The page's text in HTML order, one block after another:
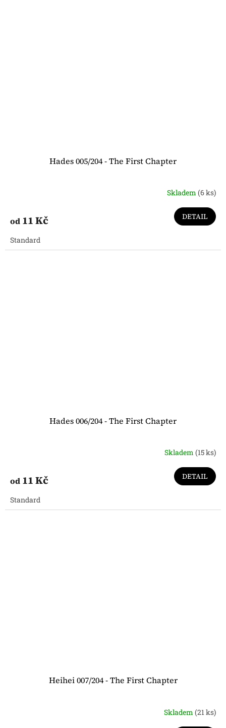
Hades 005/204 - The First Chapter
Skladem (6 ks)
od 11 Kč DETAIL
Standard
Hades 006/204 - The First Chapter
Skladem (15 ks)
od 11 Kč DETAIL
Standard
Heihei 007/204 - The First Chapter
Skladem (21 ks)